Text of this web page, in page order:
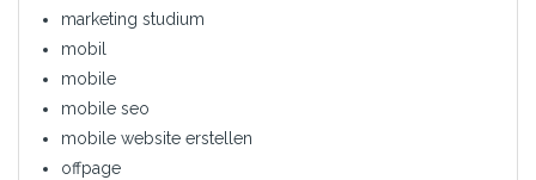
marketing studium
mobil
mobile
mobile seo
mobile website erstellen
offpage